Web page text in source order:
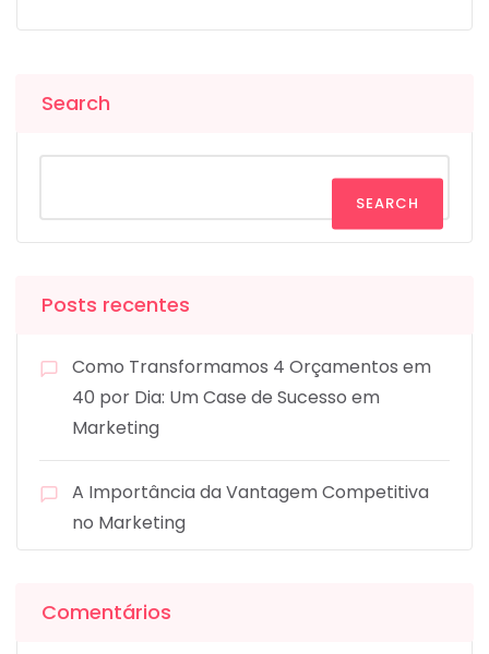
Search
SEARCH
Posts recentes
Como Transformamos 4 Orçamentos em
40 por Dia: Um Case de Sucesso em
Marketing
A Importância da Vantagem Competitiva
no Marketing
Comentários